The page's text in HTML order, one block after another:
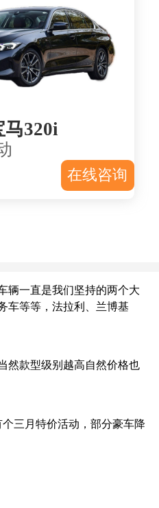
320i
在线咨询
一直是我们坚持的两个大
车等等，法拉利、兰博基
款型级别越高自然价格也
三月特价活动，部分豪车降